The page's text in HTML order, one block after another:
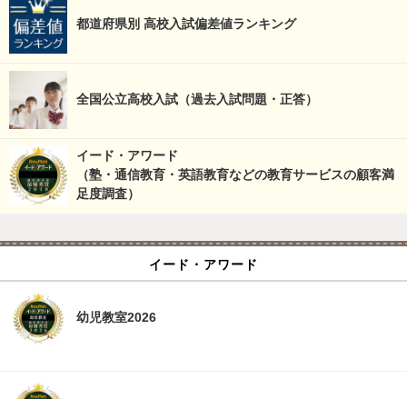
都道府県別 高校入試偏差値ランキング
全国公立高校入試（過去入試問題・正答）
イード・アワード
（塾・通信教育・英語教育などの教育サービスの顧客満
足度調査）
イード・アワード
幼児教室2026